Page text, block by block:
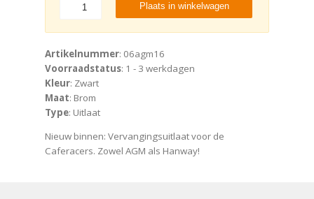
Plaats in winkelwagen
Artikelnummer: 06agm16
Voorraadstatus: 1 - 3 werkdagen
Kleur: Zwart
Maat: Brom
Type: Uitlaat
Nieuw binnen: Vervangingsuitlaat voor de
Caferacers. Zowel AGM als Hanway!